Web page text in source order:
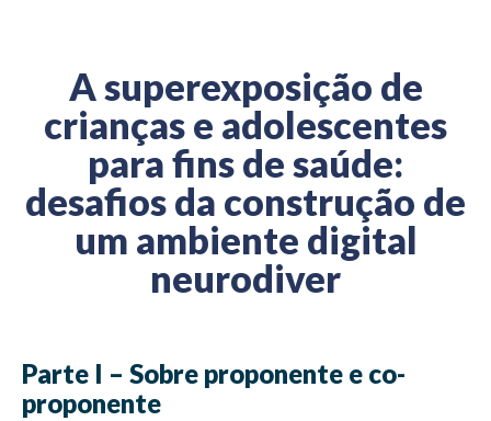
A superexposição de
crianças e adolescentes
para fins de saúde:
desafios da construção de
um ambiente digital
neurodiver
Parte I – Sobre proponente e co-
proponente